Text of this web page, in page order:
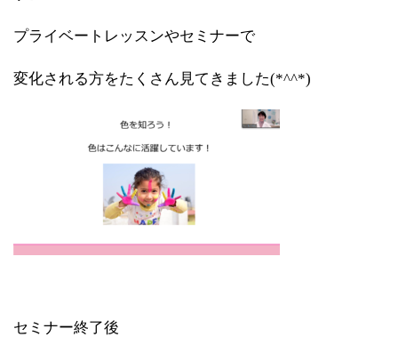
プライベートレッスンやセミナーで
変化される方をたくさん見てきました(*^^*)
セミナー終了後